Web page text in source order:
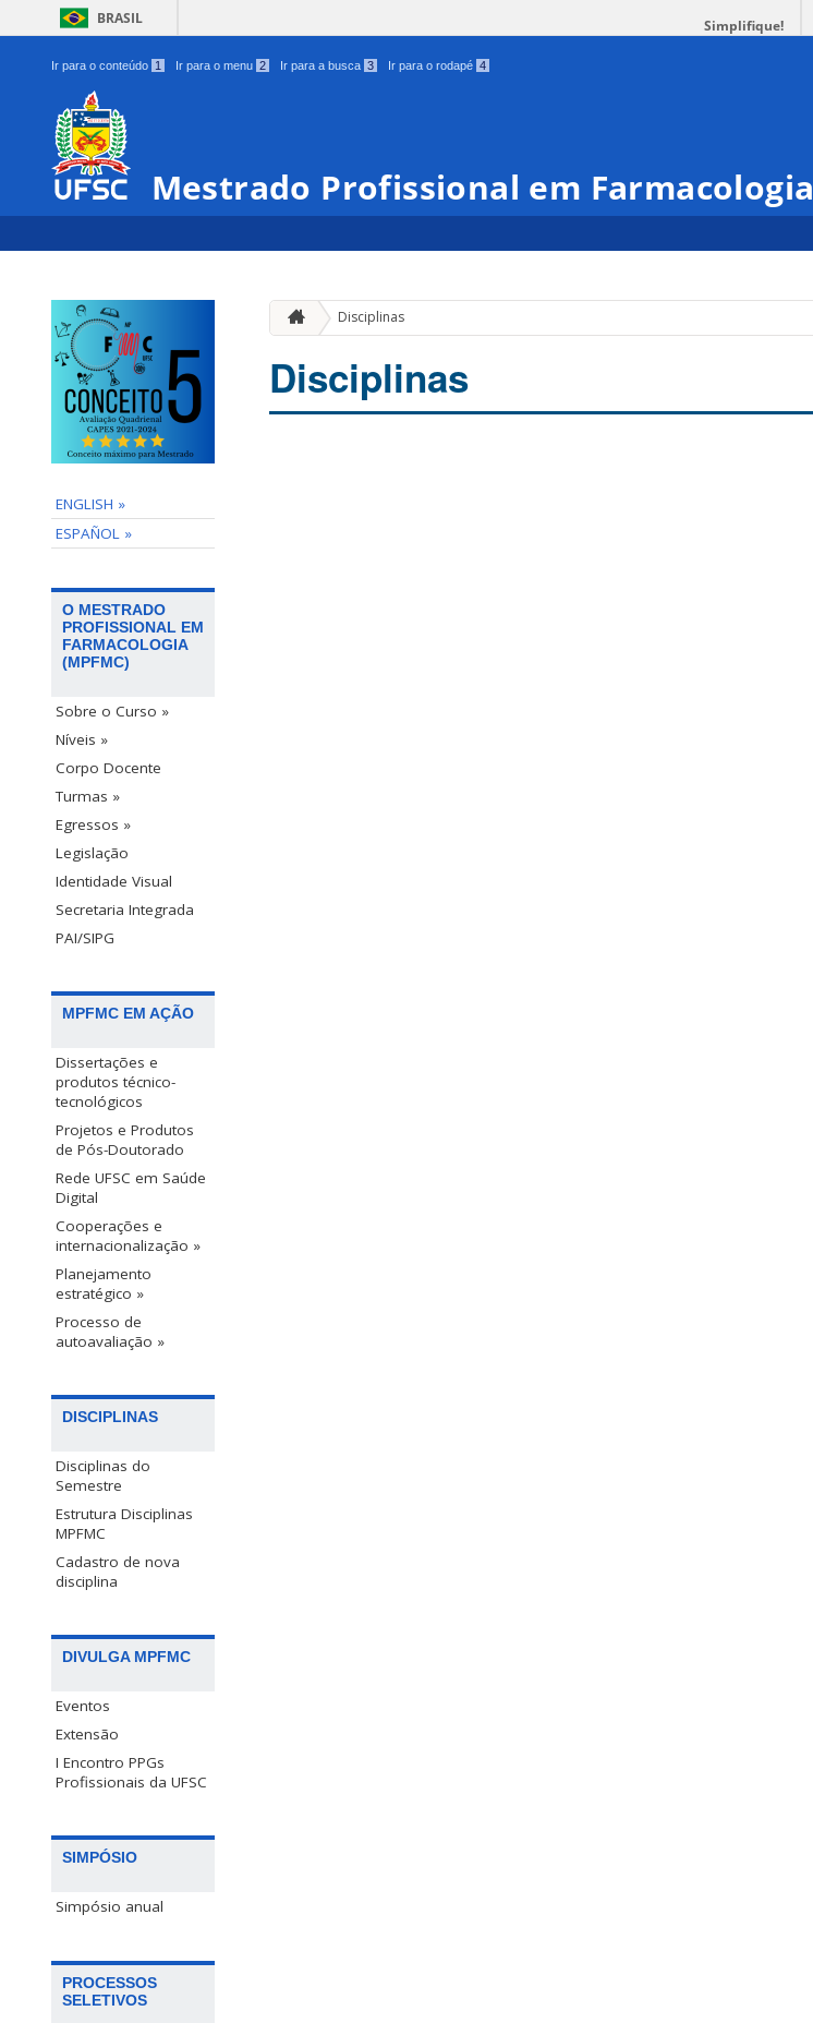
BRASIL Simplifique!
Ir para o conteúdo 1 Ir para o menu 2 Ir para a busca 3 Ir para o rodapé 4
Mestrado Profissional em Farmacologia
ENGLISH »
ESPAÑOL »
O MESTRADO
PROFISSIONAL EM
FARMACOLOGIA
(MPFMC)
Sobre o Curso »
Níveis »
Corpo Docente
Turmas »
Egressos »
Legislação
Identidade Visual
Secretaria Integrada
PAI/SIPG
MPFMC EM AÇÃO
Dissertações e
produtos técnico-
tecnológicos
Projetos e Produtos
de Pós-Doutorado
Rede UFSC em Saúde
Digital
Cooperações e
internacionalização »
Planejamento
estratégico »
Processo de
autoavaliação »
DISCIPLINAS
Disciplinas do
Semestre
Estrutura Disciplinas
MPFMC
Cadastro de nova
disciplina
DIVULGA MPFMC
Eventos
Extensão
I Encontro PPGs
Profissionais da UFSC
SIMPÓSIO
Simpósio anual
PROCESSOS
SELETIVOS
Disciplinas
Disciplinas